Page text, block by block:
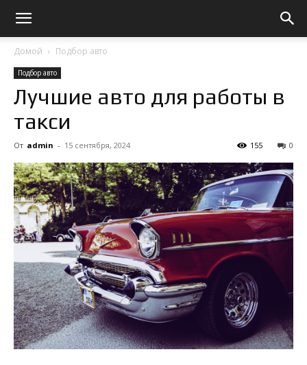
Домой Подбор авто
Подбор авто
Лучшие авто для работы в
такси
От admin - 15 сентября, 2024 0
155